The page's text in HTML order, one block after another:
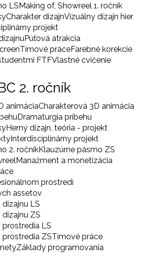
LSMaking of, Showreel 1. ročník
Charakter dizajnVizuálny dizajn hier
projekt
Púťová atrakcia
Tímové práceFarebné korekcie
FTFVlastné cvičenie
2. ročník
animáciaCharakterová 3D animácia
Dramaturgia príbehu
Herný dizajn, teória - projekt
Interdisciplinárny projekt
2. ročníkKlauzúrne pásmo ZS
Manažment a monetizácia
prostredí
assetov
LS
ZS
prostredia LS
prostredia ZSTímové práce
Základy programovania